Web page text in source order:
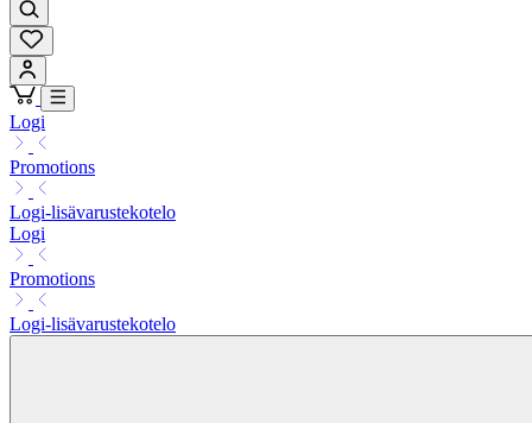
Logi
Promotions
Logi-lisävarustekotelo
Logi
Promotions
Logi-lisävarustekotelo